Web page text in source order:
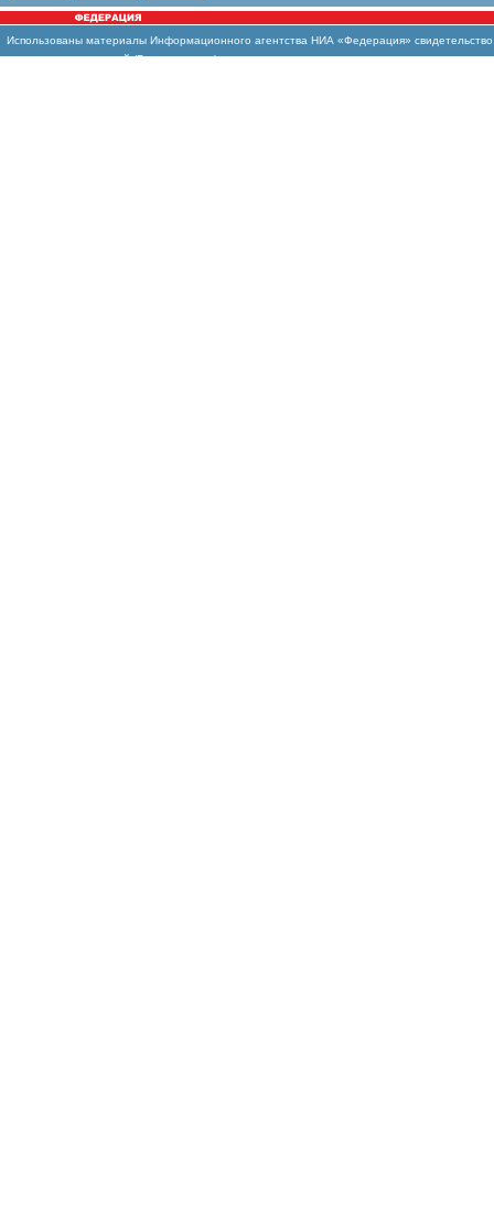
Использованы материалы Информационного агентства НИА «Федерация»
массовых коммуникаций (Роскомнадзор)